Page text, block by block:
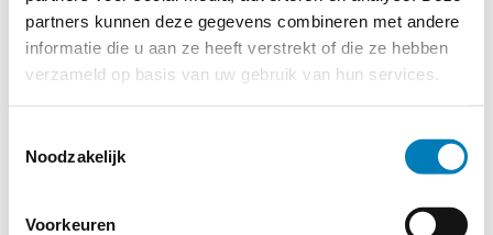
partners kunnen deze gegevens combineren met andere
informatie die u aan ze heeft verstrekt of die ze hebben
verzameld op basis van uw gebruik van hun services.
Noodzakelijk
Voorkeuren
Privacy Policy-
Verdere contact gegevens